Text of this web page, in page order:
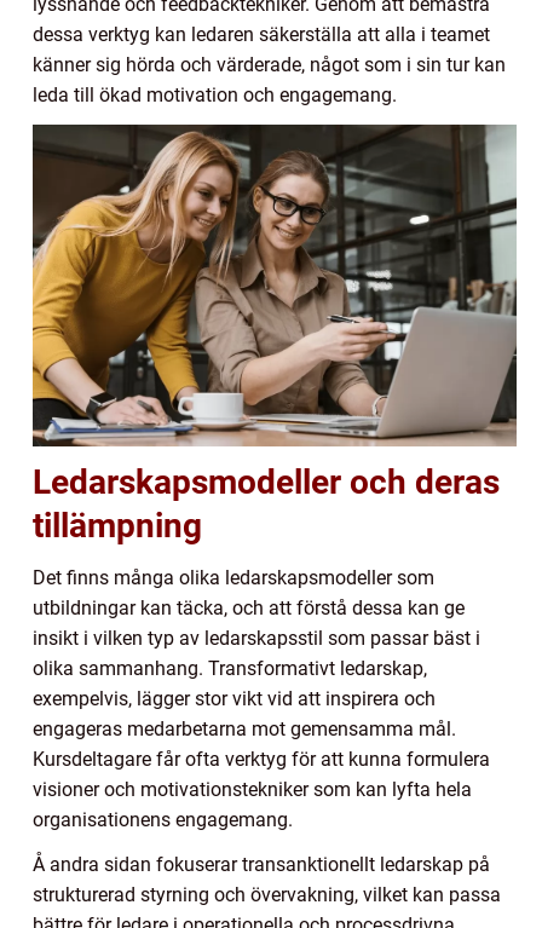
dessa verktyg kan ledaren säkerställa att alla i teamet
känner sig hörda och värderade, något som i sin tur kan
leda till ökad motivation och engagemang.
Ledarskapsmodeller och deras
tillämpning
Det finns många olika ledarskapsmodeller som
utbildningar kan täcka, och att förstå dessa kan ge
insikt i vilken typ av ledarskapsstil som passar bäst i
olika sammanhang. Transformativt ledarskap,
exempelvis, lägger stor vikt vid att inspirera och
engageras medarbetarna mot gemensamma mål.
Kursdeltagare får ofta verktyg för att kunna formulera
visioner och motivationstekniker som kan lyfta hela
organisationens engagemang.
Å andra sidan fokuserar transanktionellt ledarskap på
strukturerad styrning och övervakning, vilket kan passa